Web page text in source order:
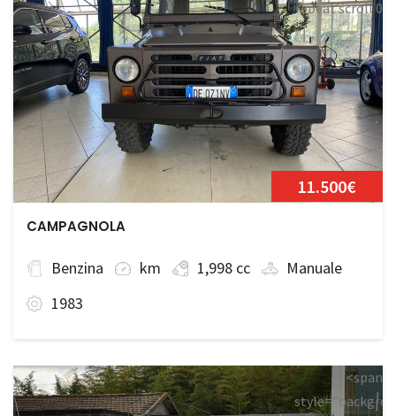
repeat scroll 0
11.500€
CAMPAGNOLA
Benzina km 1,998 cc
Manuale
1983
<span